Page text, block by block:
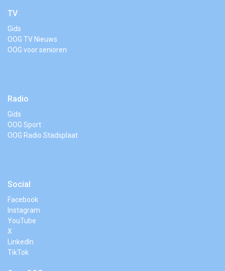
TV
Gids
OOG TV Nieuws
OOG voor senioren
Radio
Gids
OOG Sport
OOG Radio Stadsplaat
Social
Facebook
Instagram
YouTube
X
LinkedIn
TikTok